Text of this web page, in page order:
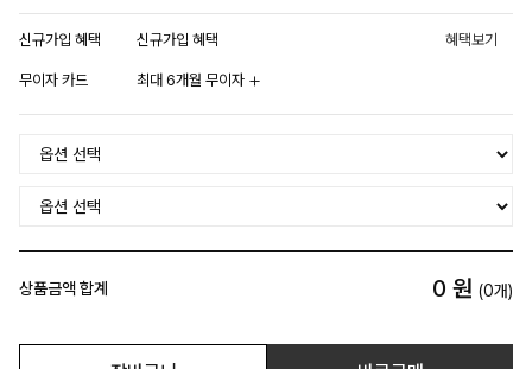
신규가입 혜택 신규가입 혜택 혜택보기
무이자 카드 최대 6개월 무이자
상품금액 합계 0 원 (0개)